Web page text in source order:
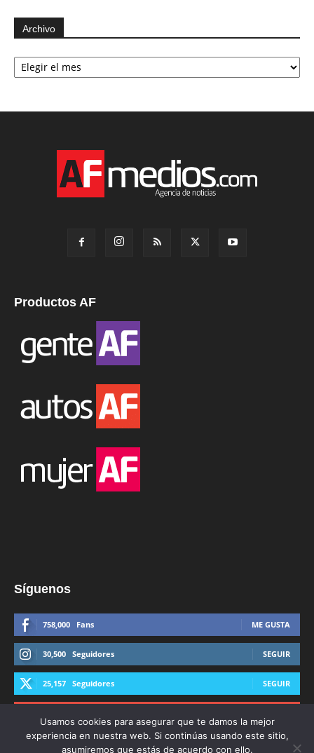
Archivo
Archivo
Productos AF
Síguenos
758,000 Fans ME GUSTA
30,500 Seguidores SEGUIR
25,157 Seguidores SEGUIR
Usamos cookies para asegurar que te damos la mejor
experiencia en nuestra web. Si continúas usando este sitio,
asumiremos que estás de acuerdo con ello.